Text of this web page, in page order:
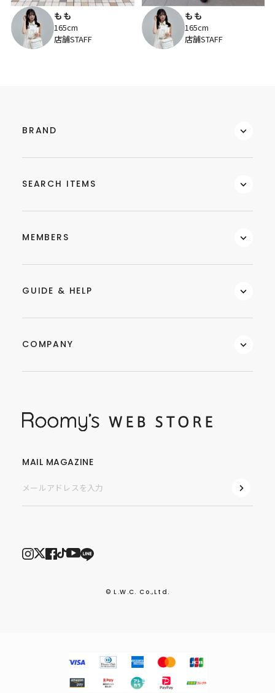
もも
165cm
店舗STAFF
もも
165cm
店舗STAFF
BRAND
SEARCH ITEMS
MEMBERS
GUIDE & HELP
COMPANY
MAIL MAGAZINE
© L.W.C. Co.,Ltd.